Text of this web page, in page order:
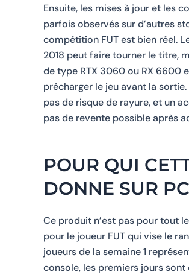
Ensuite, les mises à jour et les
parfois observés sur d’autres
compétition FUT est bien réel.
2018 peut faire tourner le titre,
de type RTX 3060 ou RX 6600
précharger le jeu avant la
pas de risque de rayure, et un
pas de revente possible après
POUR QUI
DONNE SUR PC
Ce produit n’est pas pour tout
pour le joueur FUT qui vise le
joueurs de la semaine 1
console, les premiers jours